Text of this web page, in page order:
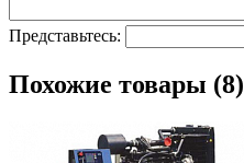
Представьтесь:
Похожие товары (8)